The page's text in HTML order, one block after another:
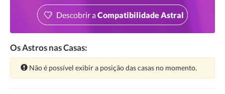
Descobrir aCompatibilidade Astral
Os Astros nas Casas:
Atenção:
Não é possível exibir a posição das casas no momento.